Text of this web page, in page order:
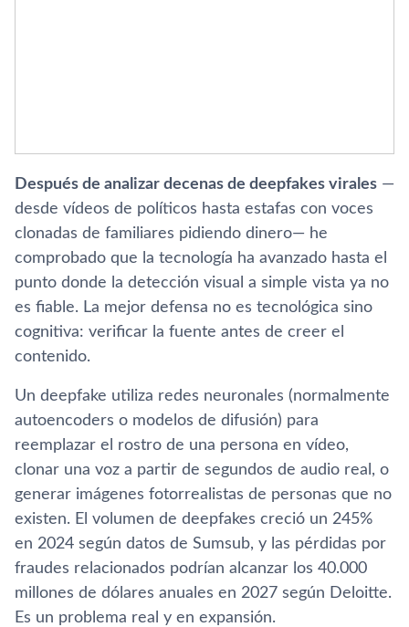
Después de analizar decenas de deepfakes virales —
desde vídeos de políticos hasta estafas con voces
clonadas de familiares pidiendo dinero— he
comprobado que la tecnología ha avanzado hasta el
punto donde la detección visual a simple vista ya no
es fiable. La mejor defensa no es tecnológica sino
cognitiva: verificar la fuente antes de creer el
contenido.
Un deepfake utiliza redes neuronales (normalmente
autoencoders o modelos de difusión) para
reemplazar el rostro de una persona en vídeo,
clonar una voz a partir de segundos de audio real, o
generar imágenes fotorrealistas de personas que no
existen. El volumen de deepfakes creció un 245%
en 2024 según datos de Sumsub, y las pérdidas por
fraudes relacionados podrían alcanzar los 40.000
millones de dólares anuales en 2027 según Deloitte.
Es un problema real y en expansión.